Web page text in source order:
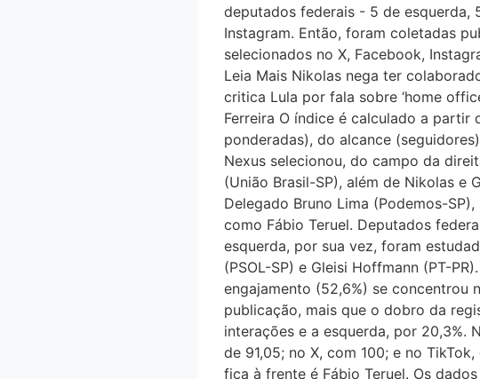
deputados federais - 5 de
Instagram. Então, foram coletadas
selecionados no X, Facebook,
Leia Mais Nikolas nega ter
critica Lula por fala sobre ‘home
Ferreira O índice é calculado a
ponderadas), do alcance
Nexus selecionou, do campo da
(União Brasil-SP), além de Nikolas e
Delegado Bruno Lima (Podemos-
como Fábio Teruel. Deputados
esquerda, por sua vez, foram
(PSOL-SP) e Gleisi Hoffmann (PT-
engajamento (52,6%) se concentrou
publicação, mais que o dobro da
interações e a esquerda, por 20,3%.
de 91,05; no X, com 100; e no
fica à frente é Fábio Teruel. Os